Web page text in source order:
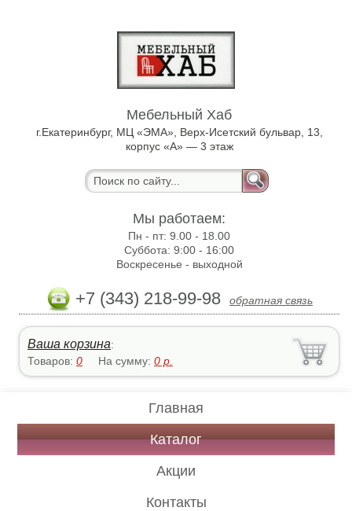
Мебельный Хаб
г.Екатеринбург, МЦ «ЭМА», Верх-Исетский бульвар, 13,
корпус «А» — 3 этаж
Мы работаем:
Пн - пт:9.00 - 18.00
Суббота:9:00 - 16:00
Воскресенье - выходной
+7 (343) 218-99-98 обратная связь
Ваша корзина:
Товаров:0 На сумму:0 р.
Главная
Каталог
Акции
Контакты